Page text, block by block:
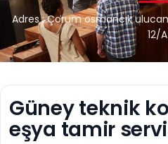
Adres : Çorum osmancık
12/A
Güney teknik
eşya tamir